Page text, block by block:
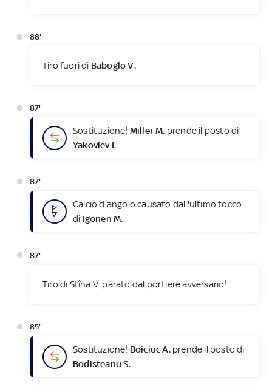
88'
Tiro fuori di Baboglo V.
87'
Sostituzione! Miller M. prende il posto di
Yakovlev I.
87'
Calcio d'angolo causato dall'ultimo tocco
di Igonen M.
87'
Tiro di Stîna V. parato dal portiere avversario!
85'
Sostituzione! Boiciuc A.prende il posto di
Bodisteanu S.